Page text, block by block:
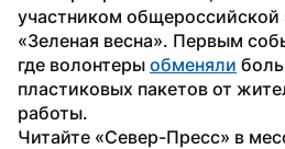
участником общероссийской
«Зеленая весна». Первым
где волонтеры обменяли
пластиковых пакетов от
работы.
Читайте «Север-Пресс» в